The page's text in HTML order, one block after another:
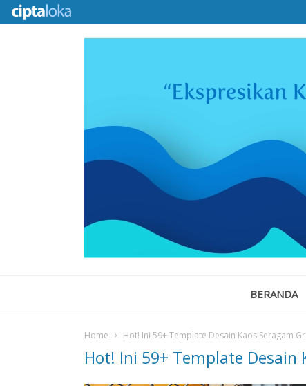
BERANDA
Home Hot! Ini 59+ Template Desain Kaos Seragam
Hot! Ini 59+ Template Desain